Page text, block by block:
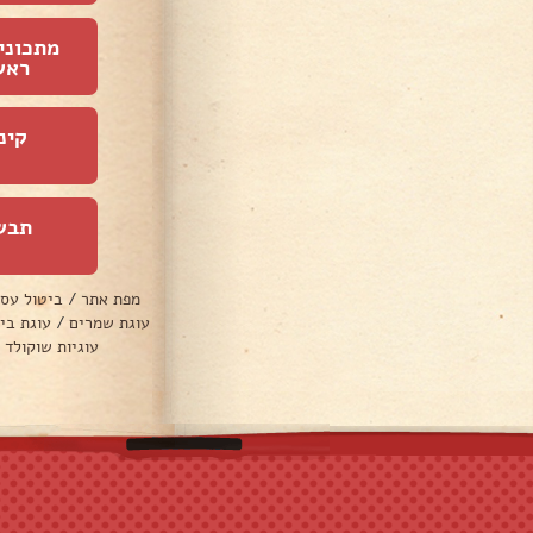
מפת אתר / ביטול
עוגת שמרים / עוגת
עוגיות